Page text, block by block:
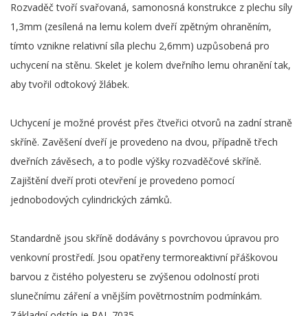
Rozvaděč tvoří svařovaná, samonosná konstrukce z plechu síly
1,3mm (zesílená na lemu kolem dveří zpětným ohraněním,
tímto vznikne relativní síla plechu 2,6mm) uzpůsobená pro
uchycení na stěnu. Skelet je kolem dveřního lemu ohranění tak,
aby tvořil odtokový žlábek.
Uchycení je možné provést přes čtveřici otvorů na zadní straně
skříně. Zavěšení dveří je provedeno na dvou, případně třech
dveřních závěsech, a to podle výšky rozvaděčové skříně.
Zajištění dveří proti otevření je provedeno pomocí
jednobodových cylindrických zámků.
Standardně jsou skříně dodávány s povrchovou úpravou pro
venkovní prostředí. Jsou opatřeny termoreaktivní přáškovou
barvou z čistého polyesteru se zvýšenou odolností proti
slunečnímu záření a vnějším povětrnostním podmínkám.